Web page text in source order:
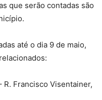
que serão contadas são
até o dia 9 de maio,
R. Francisco Visentainer,